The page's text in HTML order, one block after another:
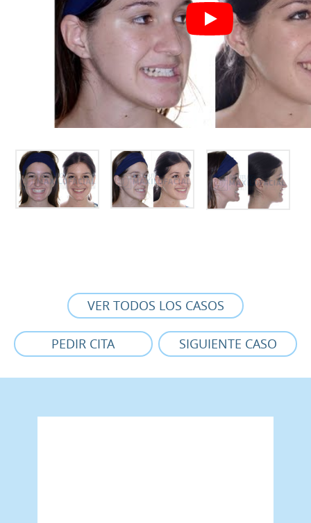
VER TODOS LOS CASOS
PEDIR CITA SIGUIENTE CASO